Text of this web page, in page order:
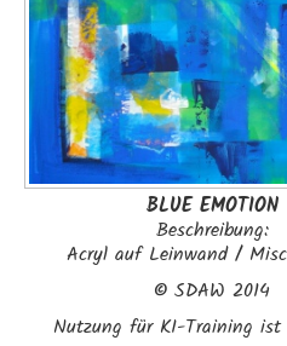
BLUE EMOTION
Beschreibung:
Acryl auf Leinwand /
©SDAW 2014
Nutzung für KI-Training ist